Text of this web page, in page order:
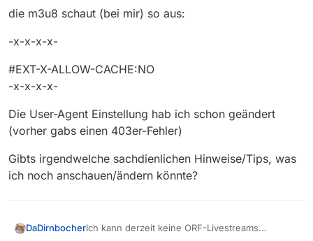
die m3u8 schaut (bei mir) so aus:
-x-x-x-x-
#EXT-X-ALLOW-CACHE:NO
-x-x-x-x-
Die User-Agent Einstellung hab ich schon geändert
(vorher gabs einen 403er-Fehler)
Gibts irgendwelche sachdienlichen Hinweise/Tips, was
ich noch anschauen/ändern könnte?
DaDirnbocherIch kann derzeit keine ORF-Livestreams